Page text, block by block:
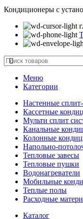
Кондиционеры с
Меню
Категории
Настенные
Кассетные
Мульти сплит
Канальные
Колонные
Напольно-
Тепловые завесы
Тепловые пушки
Водонагреватели
Мобильные
Теплые полы
Расходные
Каталог